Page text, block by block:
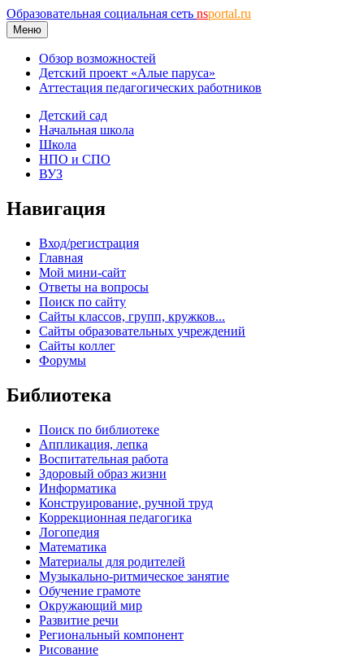
Образовательная социальная сеть nsportal.ru
Меню
Обзор возможностей
Детский проект «Алые паруса»
Аттестация педагогических работников
Детский сад
Начальная школа
Школа
НПО и СПО
ВУЗ
Навигация
Вход/регистрация
Главная
Мой мини-сайт
Ответы на вопросы
Поиск по сайту
Сайты классов, групп, кружков...
Сайты образовательных учреждений
Сайты коллег
Форумы
Библиотека
Поиск по библиотеке
Аппликация, лепка
Воспитательная работа
Здоровый образ жизни
Информатика
Конструирование, ручной труд
Коррекционная педагогика
Логопедия
Математика
Материалы для родителей
Музыкально-ритмическое занятие
Обучение грамоте
Окружающий мир
Развитие речи
Региональный компонент
Рисование